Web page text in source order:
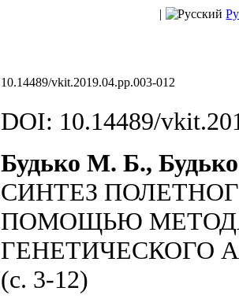
|
10.14489/vkit.2019.04.pp.003-012
DOI: 10.14489/
Будько М. Б.,
СИНТЕЗ
ПОМОЩЬЮ
ГЕНЕТИЧЕСКОГО
(c. 3-12)